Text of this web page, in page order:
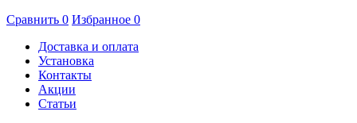
Сравнить 0 Избранное 0
Доставка и оплата
Установка
Контакты
Акции
Статьи